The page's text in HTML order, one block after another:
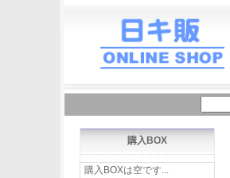
購入BOX
購入BOXは空です...